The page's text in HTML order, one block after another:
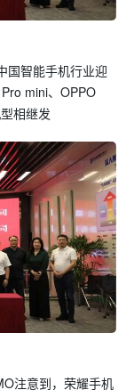
智能手机行业迎
mini、OPPO
相继发
注意到，荣耀手机